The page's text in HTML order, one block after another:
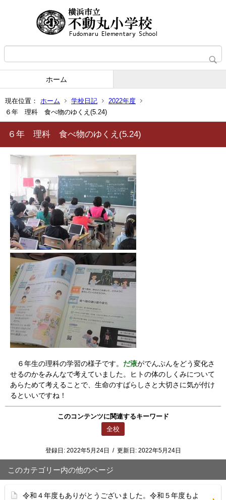
ホーム
現在位置： ホーム 学校日記
2022年度
６年 理科 食べ物のゆくえ(5.24)
６年 理科 食べ物のゆくえ(5.24)
６年生の理科の学習の様子です。 だ液がでんぷんをどう変化さ
せるのかをみんなで考えていました。ヒトの体のしくみについて
あらためて考えることで、生命のすばらしさと大切さに気が付け
るといいですね！
このコンテンツに関連するキーワード
全校
登録日: 2022年5月24日 / 更新日: 2022年5月24日
このカテゴリー内の他のページ
令和４年度もありがとうございました。令和５年度もよ